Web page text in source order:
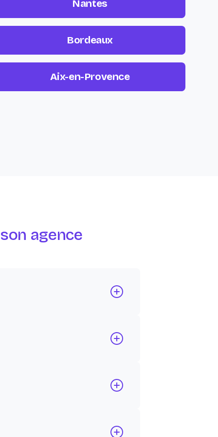
Nantes
Bordeaux
Aix-en-Provence
agence